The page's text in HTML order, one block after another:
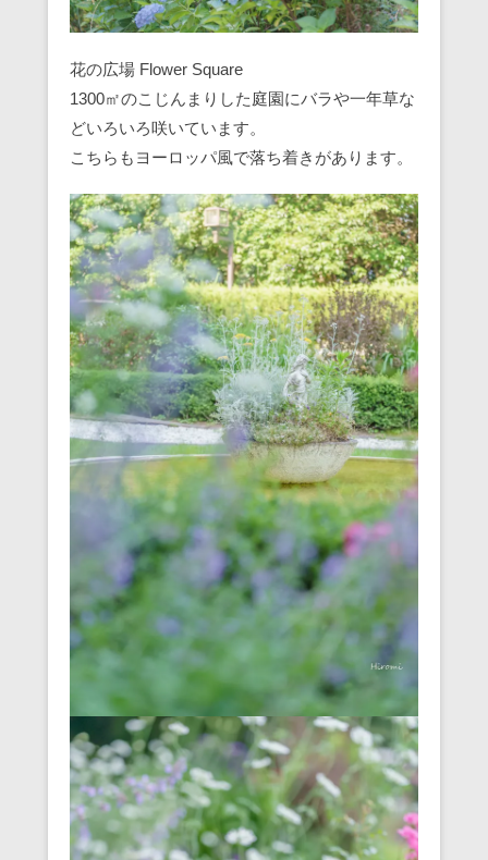
花の広場 Flower Square
1300㎡のこじんまりした庭園にバラや一年草な
どいろいろ咲いています。
こちらもヨーロッパ風で落ち着きがあります。